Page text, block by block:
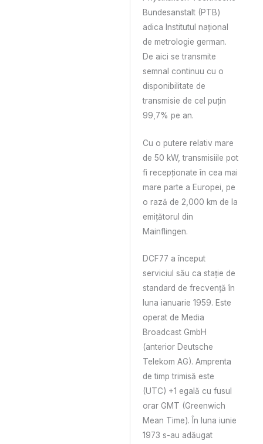
Bundesanstalt (PTB)
adica Institutul național
de metrologie german.
De aici se transmite
semnal continuu cu o
disponibilitate de
transmisie de cel puțin
99,7% pe an.
Cu o putere relativ mare
de 50 kW, transmisiile pot
fi recepționate în cea mai
mare parte a Europei, pe
o rază de 2,000 km de la
emițătorul din
Mainflingen.
DCF77 a început
serviciul său ca stație de
standard de frecvență în
luna ianuarie 1959. Este
operat de Media
Broadcast GmbH
(anterior Deutsche
Telekom AG). Amprenta
de timp trimisă este
(UTC) +1 egală cu fusul
orar GMT (Greenwich
Mean Time). În luna iunie
1973 s-au adăugat